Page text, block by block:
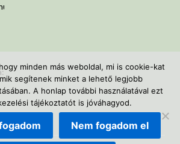
minden más weboldal, mi is cookie-kat
segítenek minket a lehető legjobb
A honlap további használatával ezt
tájékoztatót is jóváhagyod.
Nem fogadom el